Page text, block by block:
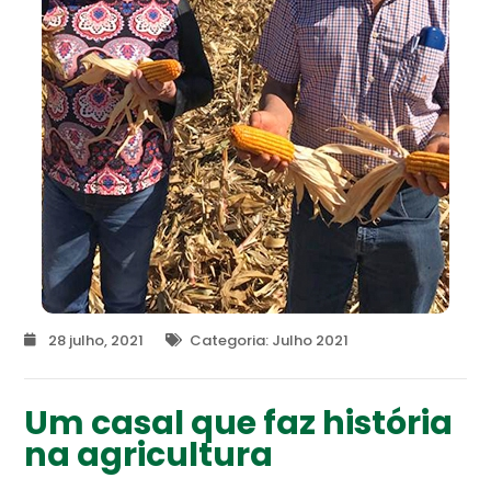
28 julho, 2021 Categoria: Julho 2021
Um casal que faz história
na agricultura